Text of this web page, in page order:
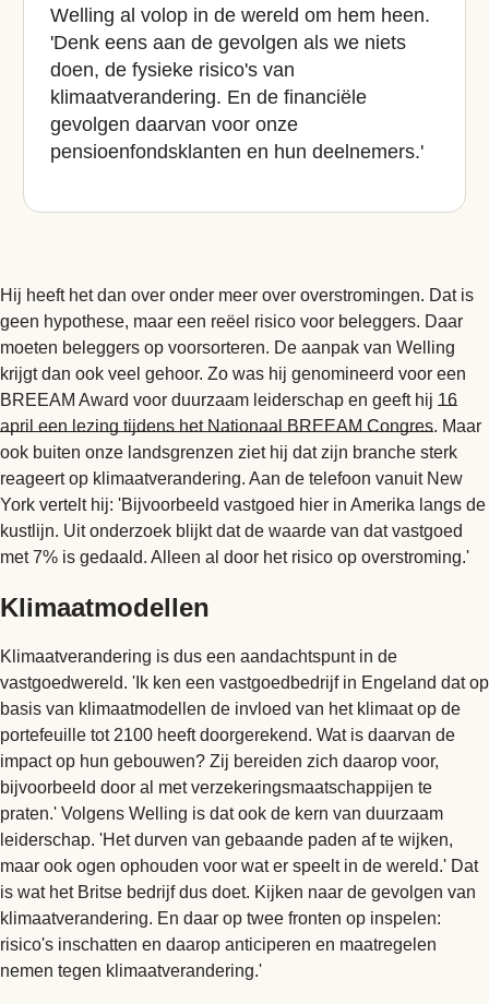
Welling al volop in de wereld om hem heen.
'Denk eens aan de gevolgen als we niets
doen, de fysieke risico's van
klimaatverandering. En de financiële
gevolgen daarvan voor onze
pensioenfondsklanten en hun deelnemers.'
Hij heeft het dan over onder meer over overstromingen. Dat is
geen hypothese, maar een reëel risico voor beleggers. Daar
moeten beleggers op voorsorteren. De aanpak van Welling
krijgt dan ook veel gehoor. Zo was hij genomineerd voor een
BREEAM Award voor duurzaam leiderschap en geeft hij 16
april een lezing tijdens het Nationaal BREEAM Congres. Maar
ook buiten onze landsgrenzen ziet hij dat zijn branche sterk
reageert op klimaatverandering. Aan de telefoon vanuit New
York vertelt hij: 'Bijvoorbeeld vastgoed hier in Amerika langs de
kustlijn. Uit onderzoek blijkt dat de waarde van dat vastgoed
met 7% is gedaald. Alleen al door het risico op overstroming.'
Klimaatmodellen
Klimaatverandering is dus een aandachtspunt in de
vastgoedwereld. 'Ik ken een vastgoedbedrijf in Engeland dat op
basis van klimaatmodellen de invloed van het klimaat op de
portefeuille tot 2100 heeft doorgerekend. Wat is daarvan de
impact op hun gebouwen? Zij bereiden zich daarop voor,
bijvoorbeeld door al met verzekeringsmaatschappijen te
praten.' Volgens Welling is dat ook de kern van duurzaam
leiderschap. 'Het durven van gebaande paden af te wijken,
maar ook ogen ophouden voor wat er speelt in de wereld.' Dat
is wat het Britse bedrijf dus doet. Kijken naar de gevolgen van
klimaatverandering. En daar op twee fronten op inspelen:
risico's inschatten en daarop anticiperen en maatregelen
nemen tegen klimaatverandering.'